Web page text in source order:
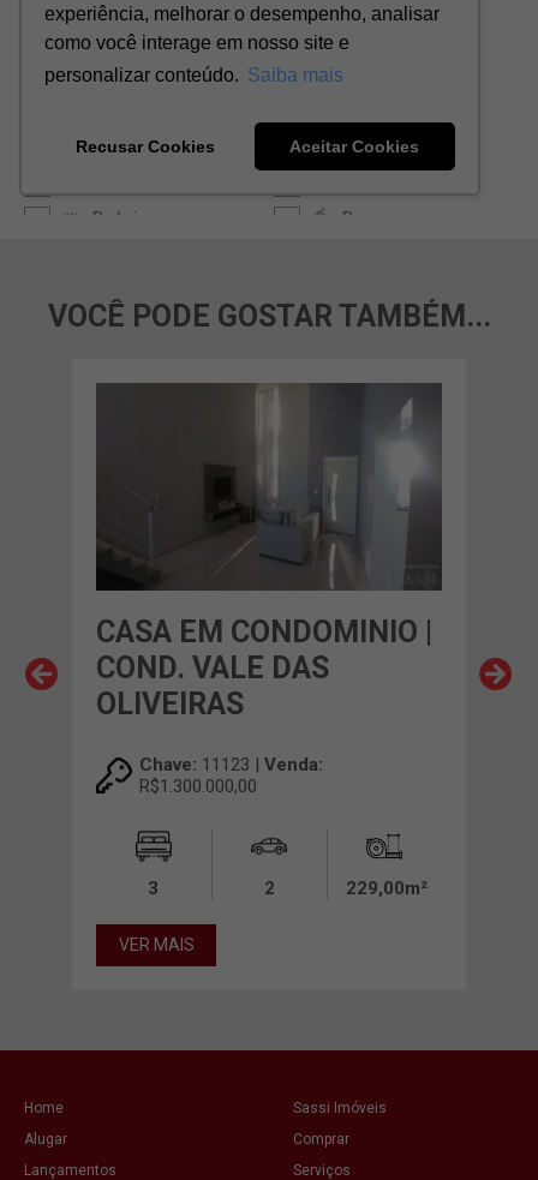
VOCÊ PODE GOSTAR TAMBÉM...
CASA EM CONDOMINIO |
COND. VALE DAS
OLIVEIRAS
Chave: 11123 | Venda:
R$1.300.000,00
3 2 229,00m²
VER MAIS
Home
Sassi Imóveis
Alugar
Comprar
Lançamentos
Serviços